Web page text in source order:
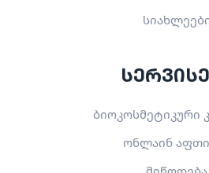
ბიოკოსმეტიკური
ონლაინ